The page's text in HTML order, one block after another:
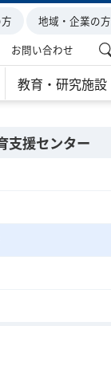
教育・研究施設
地域・企業の方
お問い合わせ
支援センター